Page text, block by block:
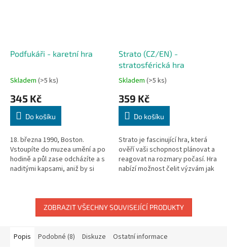
Podfukáři - karetní hra
Skladem (>5 ks)
345 Kč
Do košíku
18. března 1990, Boston.
Vstoupíte do muzea umění a po
hodině a půl zase odcházíte a s
naditými kapsami, aniž by si
Strato (CZ/EN) -
stratosférická hra
Skladem (>5 ks)
359 Kč
Do košíku
Strato je fascinující hra, která
ověří vaši schopnost plánovat a
reagovat na rozmary počasí. Hra
nabízí možnost čelit výzvám jak
ZOBRAZIT VŠECHNY SOUVISEJÍCÍ PRODUKTY
Popis Podobné (8) Diskuze Ostatní informace